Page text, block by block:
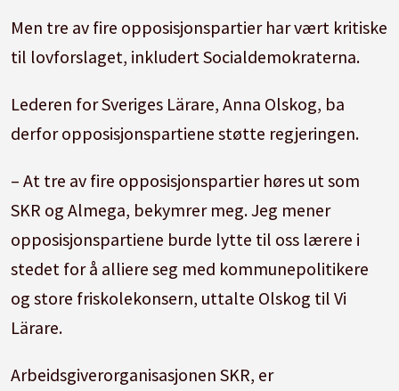
Men tre av fire opposisjonspartier har vært kritiske
til lovforslaget, inkludert Socialdemokraterna.
Lederen for Sveriges Lärare, Anna Olskog, ba
derfor opposisjonspartiene støtte regjeringen.
– At tre av fire opposisjonspartier høres ut som
SKR og Almega, bekymrer meg. Jeg mener
opposisjonspartiene burde lytte til oss lærere i
stedet for å alliere seg med kommunepolitikere
og store friskolekonsern, uttalte Olskog til Vi
Lärare.
Arbeidsgiverorganisasjonen SKR, er